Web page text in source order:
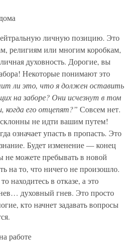
личную позицию. Это
религиям или многим коробкам,
духовность. Дорогие, вы
Некоторые понимают это
ли это, что я должен оставить
на заборе? Они исчезнут в том
когда его отцепят?” Совсем нет.
не идти вашим путем!
означает упасть в пропасть. Это
Будет изменение — конец
не можете пребывать в новой
на то, что ничего не произошло.
находитесь в отказе, а это
духовный гнев. Это просто
кто начнет задавать вопросы
работе